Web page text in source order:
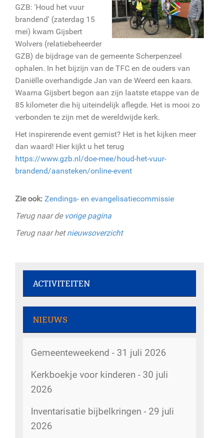
GZB: 'Houd het vuur
brandend' (zaterdag 15
mei) kwam Gijsbert
Wolvers (relatiebeheerder
GZB) de bijdrage van de gemeente Scherpenzeel
ophalen. In het bijzijn van de TFC en de ouders van
Daniëlle overhandigde Jan van de Weerd een kaars.
Waarna Gijsbert begon aan zijn laatste etappe van de
85 kilometer die hij uiteindelijk aflegde. Het is mooi zo
verbonden te zijn met de wereldwijde kerk.
Het inspirerende event gemist? Het is het kijken meer
dan waard! Hier kijkt u het terug
https://www.gzb.nl/doe-mee/houd-het-vuur-
brandend/aansteken/online-event
Zie ook: Zendings- en evangelisatiecommissie
Terug naar de vorige pagina
Terug naar hetnieuwsoverzicht
ACTIVITEITEN
Rommelmarkt - 7 augustus 2026
Dorpsstraat 207
Rommelmarkt - 8 augustus 2026
De kerk is open - 8 augustus 2026
Rommelmarkt - 12 augustus 2026
NIEUWS
Gemeenteweekend - 31 juli 2026
Kerkboekje voor kinderen - 30 juli
2026
Inventarisatie bijbelkringen - 29 juli
2026